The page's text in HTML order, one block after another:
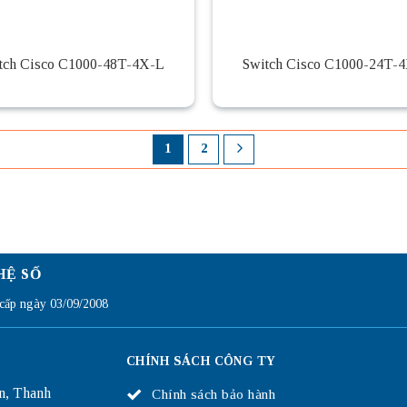
Cisco C1000-48T-4X-L Switch Cisco C1000-24T-
1 2
SỐ
ngày 03/09/2008
Thanh
CHÍNH SÁCH CÔNG TY
Chính sách bảo hành